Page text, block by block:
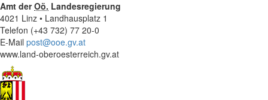
Amt derOö. Landesregierung
4021 Linz • Landhausplatz 1
Telefon (+43 732) 77 20-0
E-Mail post@ooe.gv.at
www.land-oberoesterreich.gv.at